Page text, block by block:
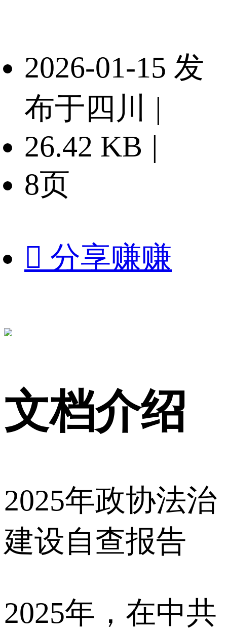
2026-01-15 发
布于四川
|
26.42 KB |
8页
 分享赚赚
文档介绍
2025年政协法治
建设自查报告
2025年，在中共